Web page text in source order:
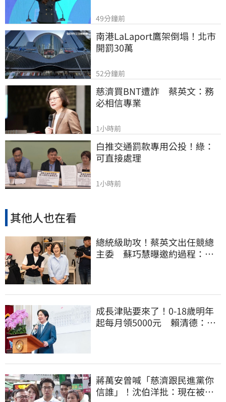
49分鐘前
南港LaLaport鷹架倒塌！北市
開罰30萬
52分鐘前
慈濟買BNT遭詐　蔡英文：務
必相信專業
1小時前
白推交通罰款專用公投！綠：
可直接處理
1小時前
其他人也在看
總統級助攻！蔡英文出任競總
主委 蘇巧慧曝邀約過程：她
成長津貼要來了！0-18歲明年
起每月領5000元 賴清德：此
蔣萬安曾喊「慈濟跟民進黨你
信誰」！沈伯洋批：現在被發